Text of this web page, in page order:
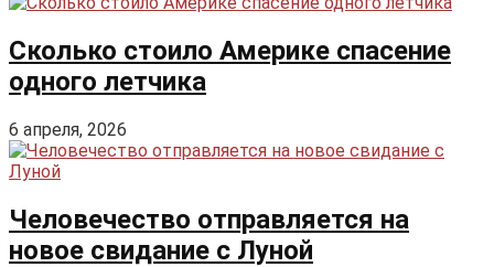
Сколько стоило Америке спасение
одного летчика
6 апреля, 2026
Человечество отправляется на
новое свидание с Луной